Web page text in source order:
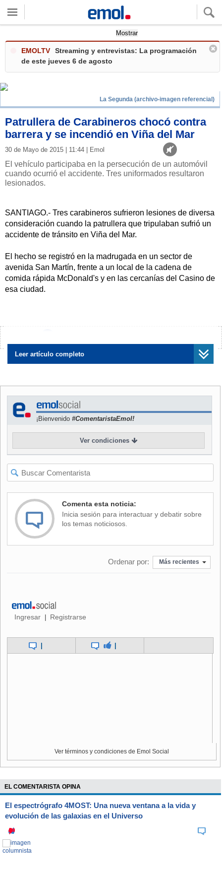
Mostrar
EMOLTV
Streaming y entrevistas: La programación
de este jueves 6 de agosto
La Segunda (archivo-imagen referencial)
Patrullera de Carabineros chocó contra
barrera y se incendió en Viña del Mar
30 de Mayo de 2015 | 11:44 | Emol
El vehículo participaba en la persecución de un automóvil
cuando ocurrió el accidente. Tres uniformados resultaron
lesionados.
SANTIAGO.- Tres carabineros sufrieron lesiones de diversa
consideración cuando la patrullera que tripulaban sufrió un
accidente de tránsito en Viña del Mar.
El hecho se registró en la madrugada en un sector de
avenida San Martín, frente a un local de la cadena de
comida rápida McDonald's y en las cercanías del Casino de
esa ciudad.
a la patrulla antes de continuar su escapatoria.
Mientras perseguía a los sospechosos, el conductor del
se estrelló contra una barrera de contención situada frente
al establecimiento comercial.
La patrullera luego se incendió. Los funcionarios
lesionados fueron trasladados al hospital de Viña del Mar,
Leer artículo completo
¡Bienvenido #ComentaristaEmol!
Ver condiciones
Comenta esta noticia:
Inicia sesión para interactuar y debatir sobre
los temas noticiosos.
Ordenar por: Más recientes
Ingresar Registrarse
Ver términos y condiciones de Emol Social
EL COMENTARISTA OPINA
El espectrógrafo 4MOST: Una nueva ventana a la vida y
evolución de las galaxias en el Universo